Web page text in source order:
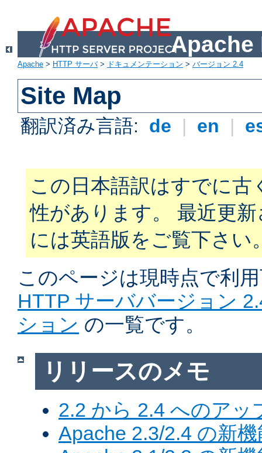
Apache
Apache > HTTP サーバ> ドキュメンテーション > バージョン 2.4
Site Map
翻訳済み言語: de | en |
この日本語訳はすでに古
性があります。 最近更
には英語版をご覧下さい
このページは現時点で利
HTTP サーババージョン
ション の一覧です。
リリースのメモ
2.2 から 2.4 へのアッ
Apache 2.3/2.4 の新機